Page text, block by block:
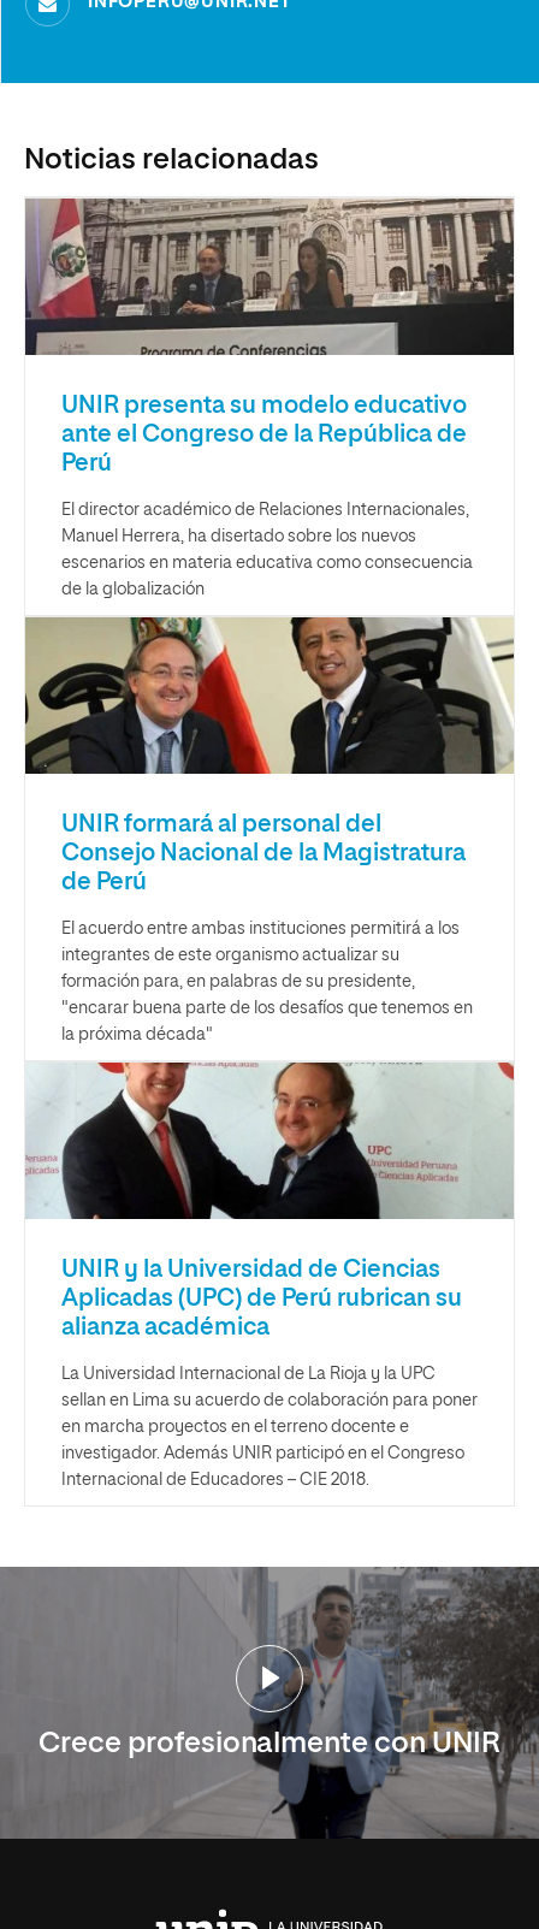
Noticias relacionadas
UNIR presenta su modelo educativo
ante el Congreso de la República de
Perú
El director académico de Relaciones Internacionales,
Manuel Herrera, ha disertado sobre los nuevos
escenarios en materia educativa como consecuencia
de la globalización
UNIR formará al personal del
Consejo Nacional de la Magistratura
de Perú
El acuerdo entre ambas instituciones permitirá a los
integrantes de este organismo actualizar su
formación para, en palabras de su presidente,
"encarar buena parte de los desafíos que tenemos en
la próxima década"
UNIR y la Universidad de Ciencias
Aplicadas (UPC) de Perú rubrican su
alianza académica
La Universidad Internacional de La Rioja y la UPC
sellan en Lima su acuerdo de colaboración para poner
en marcha proyectos en el terreno docente e
investigador. Además UNIR participó en el Congreso
Internacional de Educadores – CIE 2018.
Crece profesionalmente con UNIR